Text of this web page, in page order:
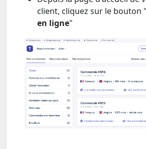
client, cliquez sur le bouton "
en ligne"